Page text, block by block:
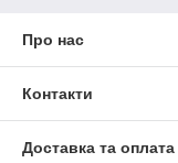
Про нас
Контакти
Доставка та оплата